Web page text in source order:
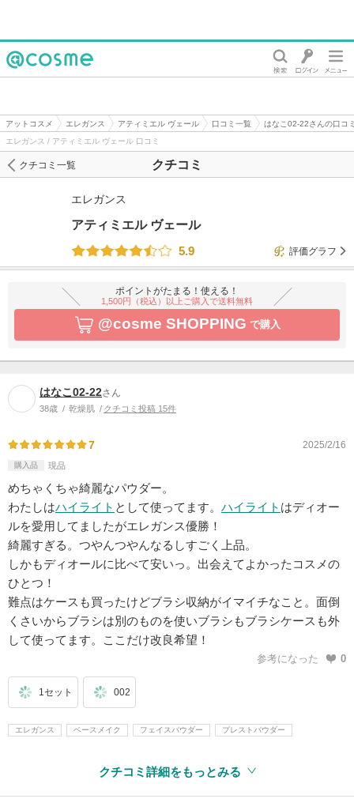
アットコスメ エレガンス アティミエル ヴェール 口コミ一覧
はなこ02-22さんの口コ
エレガンス / アティミエル ヴェール 口コミ
クチコミ
クチコミ一覧
エレガンス
アティミエル ヴェール
5.9
評価グラフ
ポイントがたまる！使える！
1,500円（税込）以上ご購入で送料無料
@cosme SHOPPING で購入
はなこ02-22さん
38歳 乾燥肌 クチコミ投稿 15件
7 2025/2/16
購入品 現品
めちゃくちゃ綺麗なパウダー。
わたしはハイライト として使ってます。 ハイライト はディオー
ルを愛用してましたがエレガンス優勝！
綺麗すぎる。つやんつやんなるしすごく上品。
しかもディオールに比べて安いっ。出会えてよかったコスメの
ひとつ！
難点はケースも買ったけどブラシ収納がイマイチなこと。面倒
くさいからブラシは別のものを使いブラシもブラシケースも外
して使ってます。ここだけ改良希望！
参考になった 0
1セット 002
エレガンス ベースメイク フェイスパウダー プレストパウダー
クチコミ詳細をもっとみる